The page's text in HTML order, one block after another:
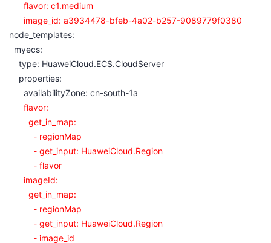
flavor: c1.medium
image_id: a3934478-bfeb-4a02-b257-9089779f0380
node_templates:
myecs:
type: HuaweiCloud.ECS.CloudServer
properties:
availabilityZone: cn-south-1a
flavor:
get_in_map:
- regionMap
- get_input: HuaweiCloud.Region
- flavor
imageId:
get_in_map:
- regionMap
- get_input: HuaweiCloud.Region
- image_id